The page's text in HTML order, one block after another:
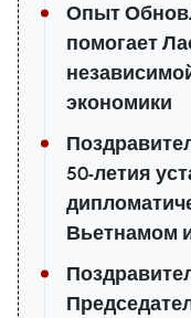
Опыт
помогает
экономики
50-летия
Вьетнамом